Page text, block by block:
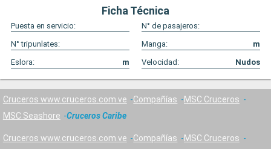
Ficha Técnica
Puesta en servicio:
N° de pasajeros:
N° tripunlates:
Manga:
m
Eslora:
m Velocidad: Nudos
Cruceros www.cruceros.com.ve Compañías
MSC Cruceros
MSC Seashore
Cruceros Caribe
Cruceros www.cruceros.com.ve Compañías
MSC Cruceros